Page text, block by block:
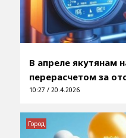
В апреле якутянам
перерасчетом за
10:27 / 20.4.2026
Город